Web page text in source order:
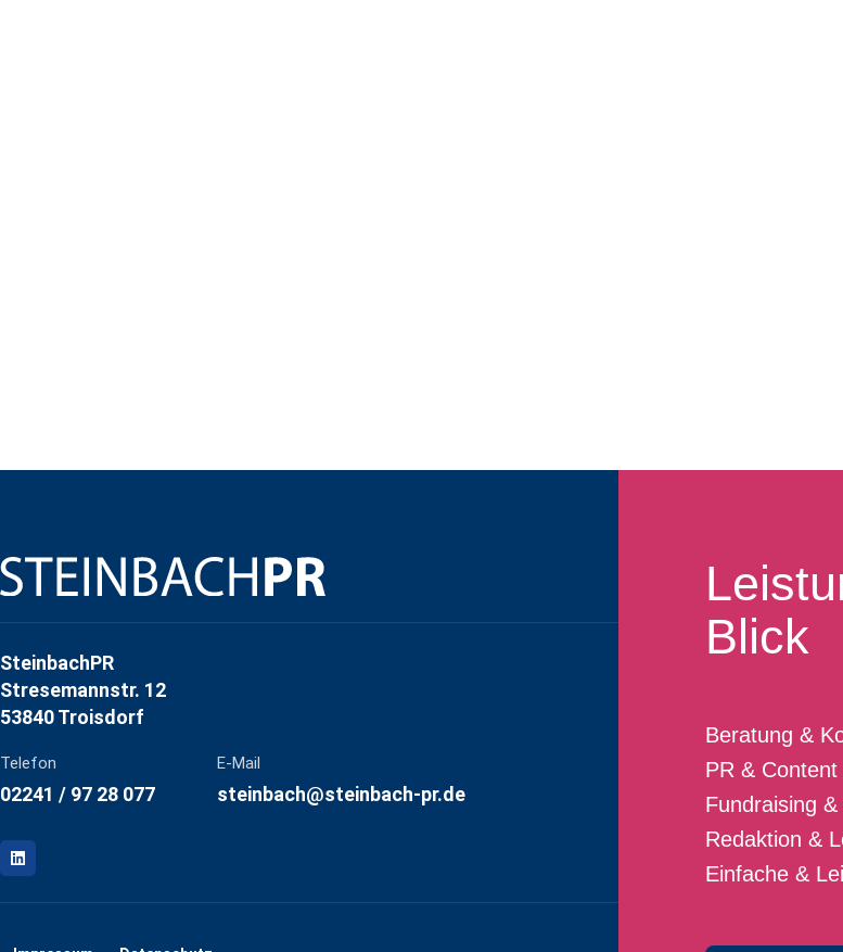
SteinbachPR
Stresemannstr. 12
53840 Troisdorf
Telefon
02241 / 97 28 077
E-Mail
steinbach@steinbach-pr.de
Blick
Beratung &
PR &
Fundraising
Redaktion &
Einfache &